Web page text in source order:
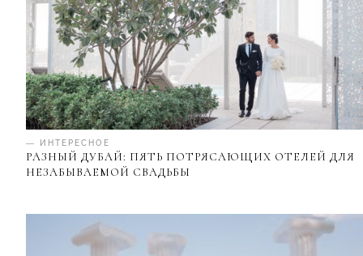
— ИНТЕРЕСНОЕ
РАЗНЫЙ ДУБАЙ: ПЯТЬ ПОТРЯСАЮЩИХ ОТЕЛЕЙ ДЛЯ
НЕЗАБЫВАЕМОЙ СВАДЬБЫ